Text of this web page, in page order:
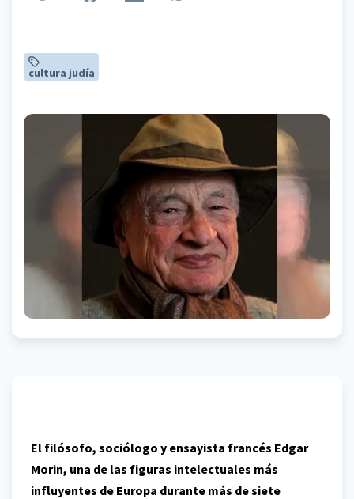
cultura judía
El filósofo, sociólogo y ensayista francés Edgar
Morin, una de las figuras intelectuales más
influyentes de Europa durante más de siete